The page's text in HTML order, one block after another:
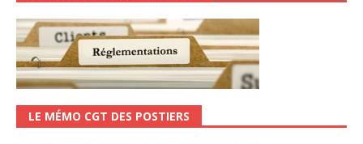
LE MÉMO CGT DES POSTIERS